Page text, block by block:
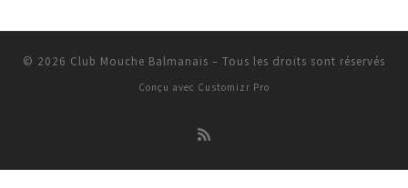
© 2026 Club Mouche Balmanais – Tous les droits sont réservés
Conçu avec Customizr Pro